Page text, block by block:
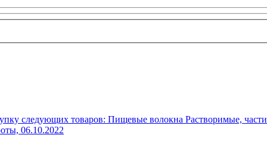
следующих товаров: Пищевые волокна Растворимые,
06.10.2022